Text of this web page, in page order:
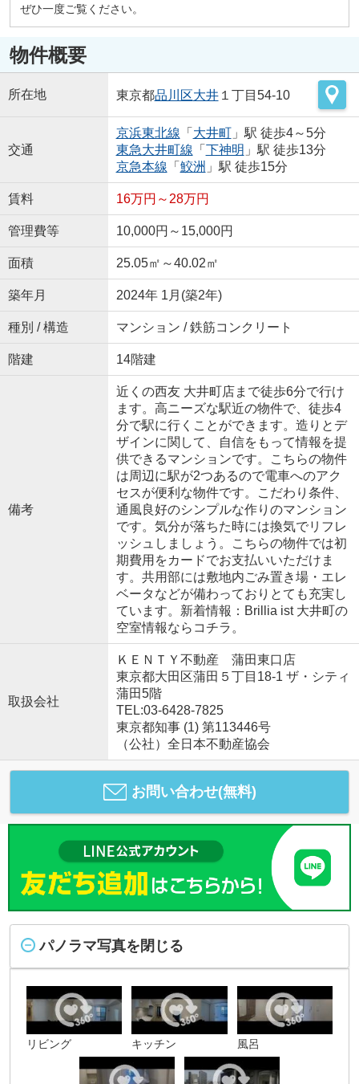
ぜひ一度ご覧ください。
物件概要
所在地 東京都品川区大井１丁目54-10
交通
京浜東北線 「 大井町」駅 徒歩4～5分
東急大井町線 「 下神明 」駅 徒歩13分
京急本線 「 鮫洲 」駅 徒歩15分
賃料 16万円～28万円
管理費等 10,000円～15,000円
面積 25.05㎡～40.02㎡
築年月 2024年 1月(築2年)
種別 / 構造 マンション / 鉄筋コンクリート
階建 14階建
備考
近くの西友 大井町店まで徒歩6分で行け
ます。高ニーズな駅近の物件で、徒歩4
分で駅に行くことができます。造りとデ
ザインに関して、自信をもって情報を提
供できるマンションです。こちらの物件
は周辺に駅が2つあるので電車へのアク
セスが便利な物件です。こだわり条件、
通風良好のシンプルな作りのマンション
です。気分が落ちた時には換気でリフレ
ッシュしましょう。こちらの物件では初
期費用をカードでお支払いいただけま
す。共用部には敷地内ごみ置き場・エレ
ベータなどが備わっておりとても充実し
ています。新着情報：Brillia ist 大井町の
空室情報ならコチラ。
取扱会社
ＫＥＮＴＹ不動産 蒲田東口店
東京都大田区蒲田５丁目18-1 ザ・シティ
蒲田5階
TEL:03-6428-7825
東京都知事 (1) 第113446号
（公社）全日本不動産協会
お問い合わせ(無料)
パノラマ写真を閉じる
リビング キッチン 風呂